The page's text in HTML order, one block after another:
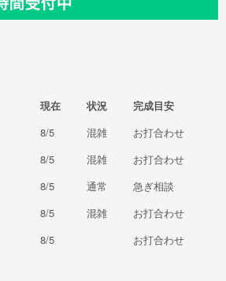
現在 状況
完成目安
8/5 混雑
お打合わせ
8/5 混雑
お打合わせ
8/5 通常
急ぎ相談
8/5 混雑
お打合わせ
8/5 お打合わせ